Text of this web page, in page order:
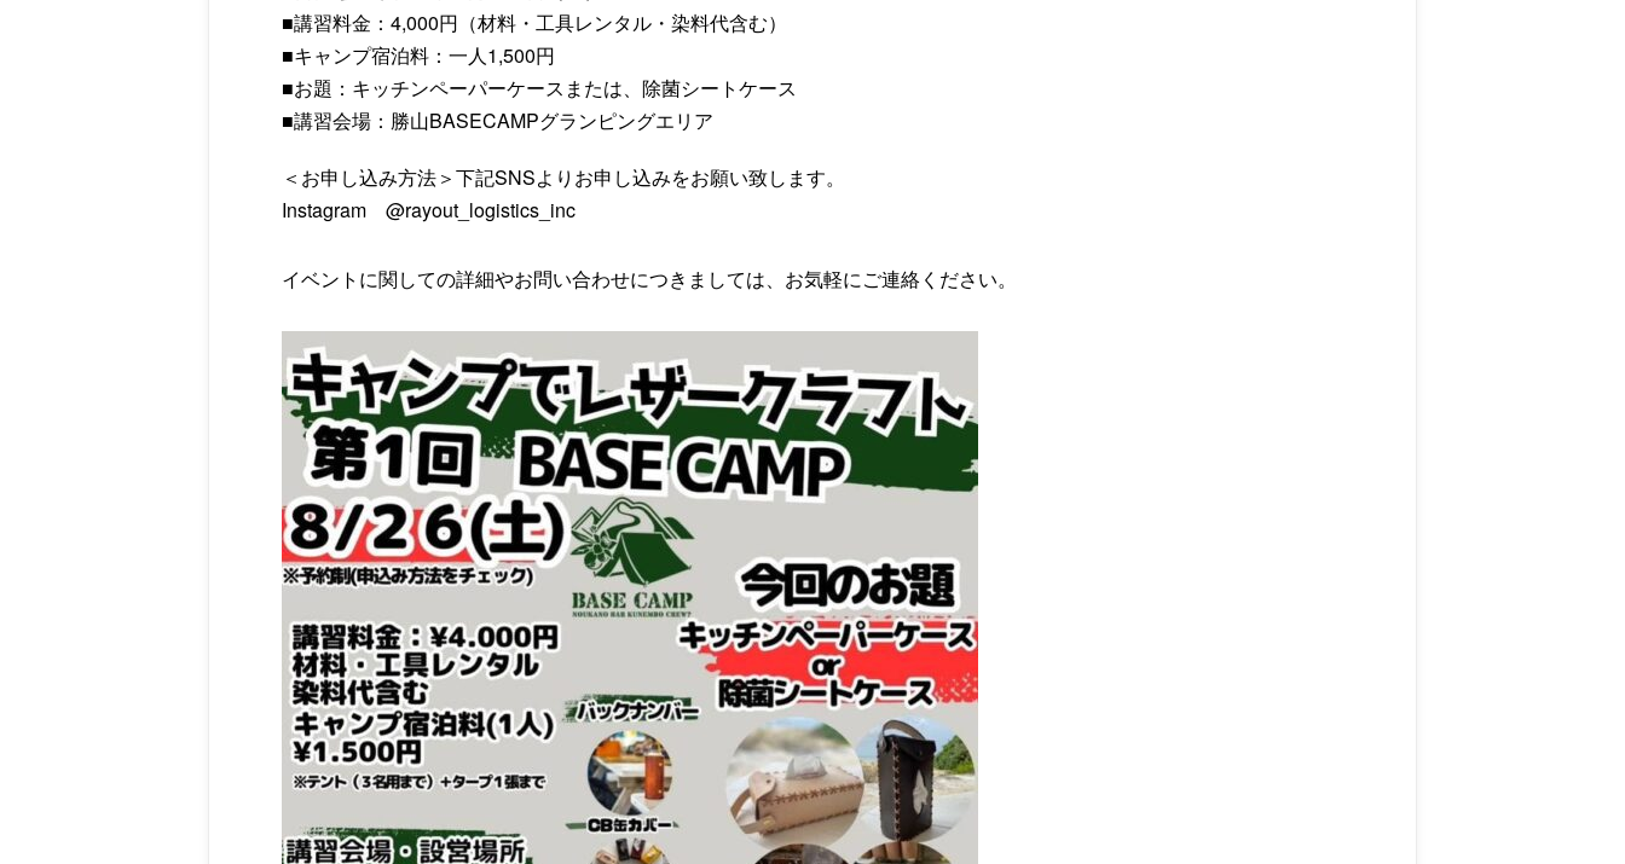
■講習料金：4,000円（材料・工具レンタル・染料代含む）
■キャンプ宿泊料：一人1,500円
■お題：キッチンペーパーケースまたは、除菌シートケース
■講習会場：勝山BASECAMPグランピングエリア
＜お申し込み方法＞下記SNSよりお申し込みをお願い致します。
Instagram @rayout_logistics_inc
イベントに関しての詳細やお問い合わせにつきましては、お気軽にご連絡ください。